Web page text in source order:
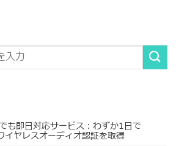
も即日対応サービス：わずか1日で
ヤレスオーディオ認証を取得